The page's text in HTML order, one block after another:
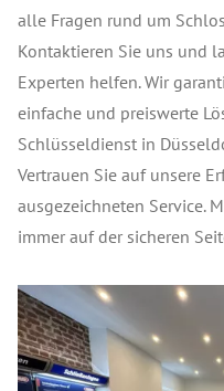
alle Fragen rund um
Kontaktieren Sie uns und
Experten helfen. Wir
einfache und preiswerte
Schlüsseldienst in
Vertrauen Sie auf unsere
ausgezeichneten Service.
immer auf der sicheren